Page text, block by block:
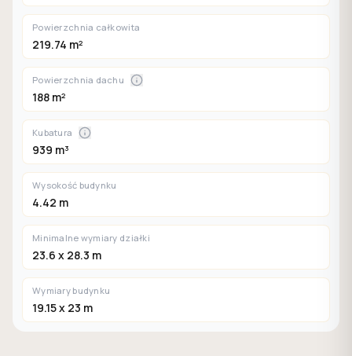
Powierzchnia całkowita
219.74 m²
Powierzchnia dachu
188 m²
Kubatura
939 m³
Wysokość budynku
4.42 m
Minimalne wymiary działki
23.6 x 28.3 m
Wymiary budynku
19.15 x 23 m